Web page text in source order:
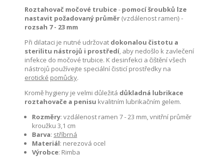
Roztahovač močové trubice- pomocí šroubků lze
nastavit požadovaný průměr (vzdálenost ramen) -
rozsah 7 - 23 mm
Při dilataci je nutné udržovat dokonalou čistotu a
sterilitu nástrojů i prostředí, aby nedošlo k zavlečení
infekce do močové trubice. K desinfekci a čištění všech
nástrojů používejte speciální čisticí prostředky na
erotické pomůcky.
Kromě hygieny je velmi důležitá důkladná lubrikace
roztahovače a penisu kvalitním lubrikačním gelem.
Rozměry: vzdálenost ramen 7 - 23 mm, vnitřní průměr
kroužku 3,1 cm
Barva: stříbrná
Materiál: nerezová ocel
Výrobce: Rimba